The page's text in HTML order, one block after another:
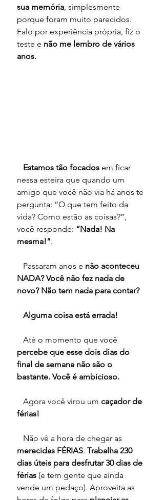
sua memória, simplesmente
porque foram muito parecidos.
Falo por experiência própria, fiz o
teste e não me lembro de vários
anos.
Estamos tão focados em ficar
nessa esteira que quando um
amigo que você não via há anos te
pergunta: “O que tem feito da
vida? Como estão as coisas?”,
você responde: “Nada! Na
mesma!”.
   Passaram anos e
não aconteceu
NADA? Você não fez nada de
novo? Não tem nada para contar?
   Alguma coisa está errada!
   Até o momento que você
percebe que esse dois dias do
final de semana não são o
bastante. Você é ambicioso.
   Agora você virou um
caçador de
férias!
   Não vê a hora de chegar as
merecidas FÉRIAS. Trabalha 230
dias úteis para desfrutar 30 dias de
férias (e tem gente que ainda
vende um pedaço). Aproveita as